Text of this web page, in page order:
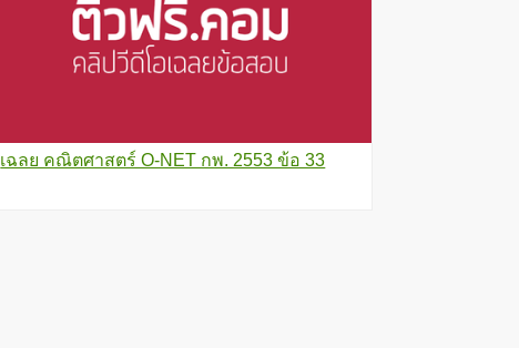
เฉลย คณิตศาสตร์ O-NET กพ. 2553 ข้อ 33